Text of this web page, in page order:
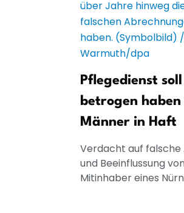
Pflegedienst
betrogen
Männer in Haft
Verdacht auf
und Beeinflussung
Mitinhaber eines